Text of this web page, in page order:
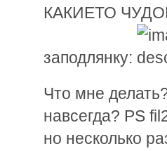
КАКИЕТО
заподлянку:
Что мне
навсегда? PS
но несколько